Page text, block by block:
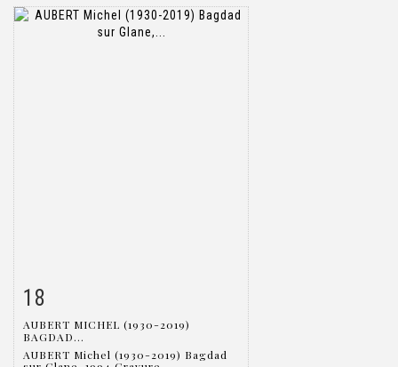
18
AUBERT MICHEL (1930-2019)
BAGDAD...
AUBERT Michel (1930-2019) Bagdad